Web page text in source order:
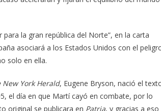
la gran república del Norte”, en la carta
asociará a los Estados Unidos con el
solo en ella.
New York Herald, Eugene Bryson, nació el
el día en que Martí cayó en combate, por lo
original se publicara en Patria, y gracias a eso